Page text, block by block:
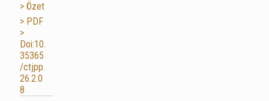
> Özet
> PDF
>
Doi:10.
35365
/ctjpp.
26.2.0
8